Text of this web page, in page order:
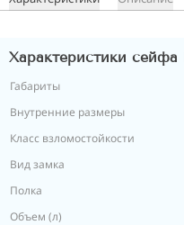
Характеристики сейфа
Габариты
Внутренние размеры
Класс взломостойкости
Вид замка
Полка
Объем (л)